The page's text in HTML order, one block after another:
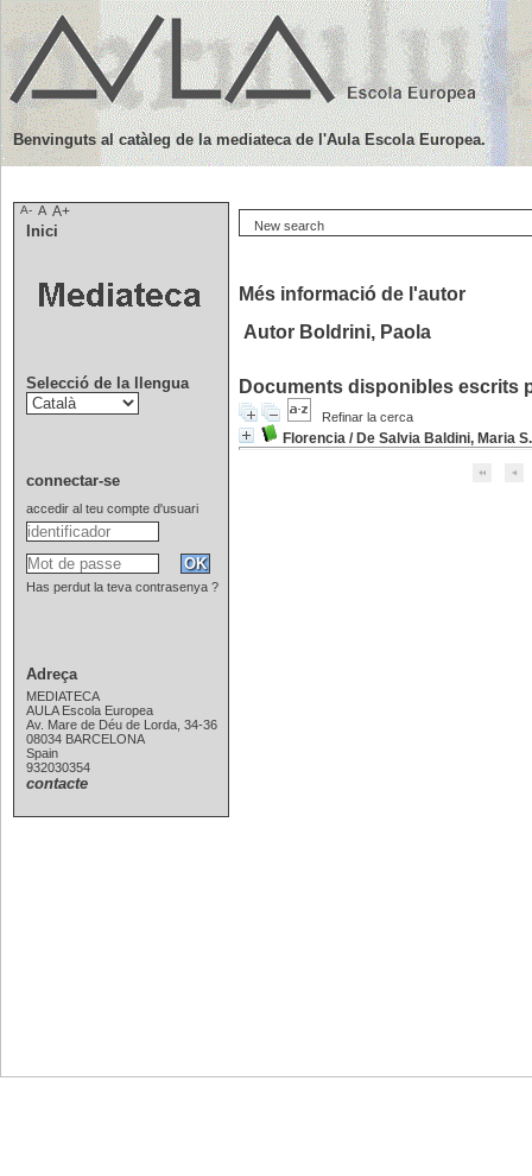
New search
Més informació de l'autor
Autor Boldrini, Paola
Documents disponibles escrits
Refinar la cerca
Florencia / De Salvia Baldini, Maria S.
Benvinguts al catàleg de la mediateca de l'Aula Escola Europea.
A- A A+
Inici
Selecció de la llengua
connectar-se
accedir al teu compte d'usuari
Has perdut la teva contrasenya ?
Adreça
MEDIATECA
AULA Escola Europea
Av. Mare de Déu de Lorda, 34-36
08034 BARCELONA
Spain
932030354
contacte